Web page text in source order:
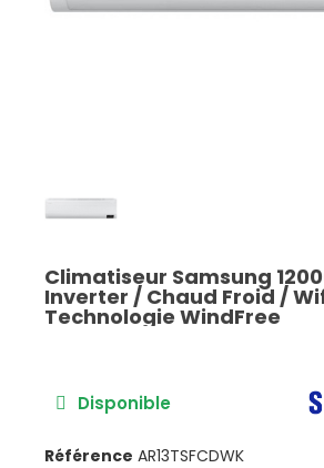
Climatiseur Samsung
Inverter / Chaud Froid /
Technologie WindFree
Disponible
Référence AR13TSFCDWK